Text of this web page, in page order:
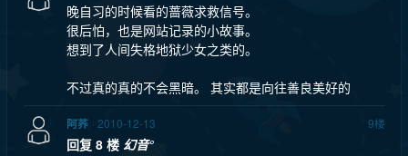
晚自习的时候看的蔷薇求救信号。
很后怕，也是网站记录的小故事。
想到了人间失格地狱少女之类的。
不过真的真的不会黑暗。 其实都是向往善良美好的
阿荞 2010-12-13 9楼
回复 8 楼 幻音°